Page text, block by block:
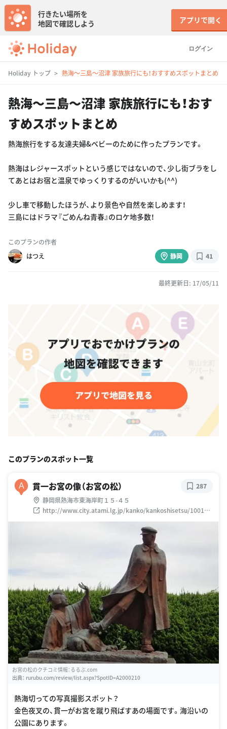
ログイン
行きたい場所を
地図で確認しよう
アプリで開く
Holiday トップ 熱海〜三島〜沼津 家族旅行にも！おすすめスポットまとめ
熱海〜三島〜沼津 家族旅行にも！おす
すめスポットまとめ
熱海旅行をする友達夫婦&ベビーのために作ったプランです。
熱海はレジャースポットという感じではないので、少し街ブラをし
てあとはお宿と温泉でゆっくりするのがいいかも(^^)
少し車で移動したほうが、より景色や自然を楽しめます！
三島にはドラマ『ごめんね青春』のロケ地多数！
このプランの作者
はつえ
静岡 41
最終更新日: 17/05/11
このプランのスポット一覧
A 貫一お宮の像（お宮の松）
静岡県熱海市東海岸町１５-４５
http://www.city.atami.lg.jp/kanko/kankoshisetsu/100183
287
お宮の松のクチコミ情報：るるぶ.com
出典： rurubu.com/review/list.aspx?SpotID=A2000210
熱海切っての写真撮影スポット？
金色夜叉の、貫一がお宮を蹴り飛ばすあの場面です。海沿いの
公園にあります。